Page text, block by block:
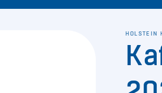
HOLSTEIN